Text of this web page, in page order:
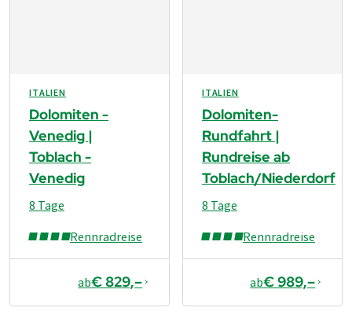
ITALIEN
Dolomiten -
Venedig |
Toblach -
Venedig
Rennradreise
8 Tage
ab€ 829,–
ITALIEN
Dolomiten-
Rundfahrt |
Rundreise ab
Toblach/Niederdorf
Rennradreise
8 Tage
ab€ 989,–